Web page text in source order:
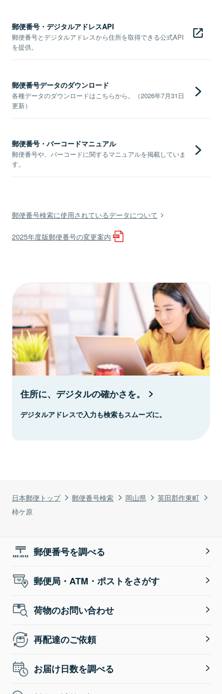
日本郵便トップ 郵便番号検索 岡山県
英田郡作東町
柿ケ原
郵便番号・デジタルアドレスAPI
郵便番号とデジタルアドレスから住所を取得できる公式API
を提供。
郵便番号データのダウンロード
各種データのダウンロードはこちらから。（2026年7月31日
更新）
郵便番号・バーコードマニュアル
郵便番号や、バーコードに関するマニュアルを掲載していま
す。
郵便番号検索に使用されているデータについて
2025年度版郵便番号の変更案内
住所に、デジタルの確かさを。
デジタルアドレスで入力も検索もスムーズに。
郵便番号を調べる
郵便局・ATM・ポストをさがす
荷物のお問い合わせ
再配達のご依頼
お届け日数を調べる